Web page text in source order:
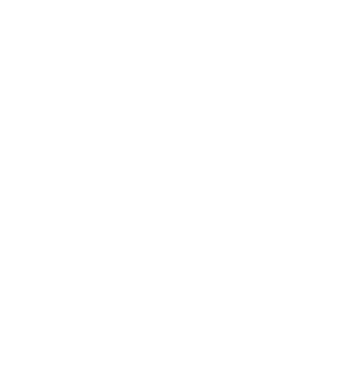
zum Fahrlehrer kann nur in
Fahrlehrer-
erfolgen. Dabei ist nicht nur
Ausbildung, sondern auch ein
Ausbildungs-Fahrschule
beträgt
um die Fahrlehrerlaubnis
mindestens 12 Monate und